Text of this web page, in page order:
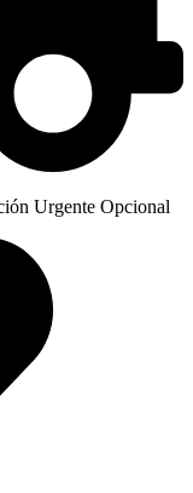
Urgente Opcional